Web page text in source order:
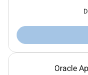
Oracle